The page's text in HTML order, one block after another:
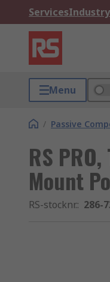
Services
Menu
/ Passive
RS
Mount
RS-stocknr.: 286-